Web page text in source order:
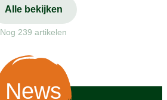
Alle bekijken
Nog 239 artikelen
News